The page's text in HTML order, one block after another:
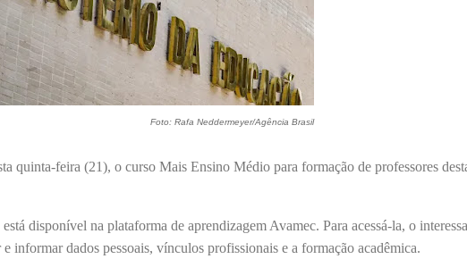
Foto: Rafa Neddermeyer/Agência Brasil
quinta-feira (21), o curso Mais Ensino Médio para formação de professores
disponível na plataforma de aprendizagem Avamec. Para acessá-la, o
e informar dados pessoais, vínculos profissionais e a formação acadêmica.